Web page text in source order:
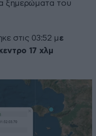
ξημερώματα του
στις 03:52 με
17 χλμ